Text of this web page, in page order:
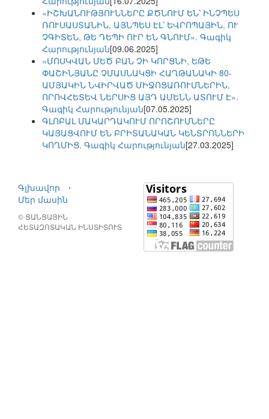
«ԻՇԽԱՆՈՒԹՅՈՒՆՆԵՐԸ ՔԾՆՈՒՄ ԵՆ՝ ԻՆՉՊԵՍ
ՌՈՒՍԱՍՏԱՆԻՆ, ԱՅՆՊԵՍ ԷԼ՝ ԵՎՐՈՊԱՅԻՆ, ՈՒ
ՉԳԻՏԵՆ, ԹԵ ԴԵՊԻ ՈՒՐ ԵՆ ԳՆՈՒՄ». Գագիկ
Հարությունյան[09.06.2025]
«ՄՈՍԿՎԱՆ ՄԵԾ ԲԱՆ ՉԻ ԿՈՐՑՆԻ, ԵԹԵ
ՓԱՇԻՆՅԱՆԸ ՉՄԱՍՆԱԿՑԻ ՀԱՂԹԱՆԱԿԻ 80-
ԱՄՅԱԿԻՆ ՆՎԻՐՎԱԾ ՄԻՋՈՑԱՌՈՒՄՆԵՐԻՆ,
ՈՐՈՎՀԵՏԵՎ ՆԵՐՍԻՑ ԱՅԴ ԱՄԵՆՆ ԱՏՈՒՄ Է».
Գագիկ Հարությունյան[07.05.2025]
ԳԼՈԲԱԼ ՄԱԿԱՐԴԱԿՈՒՄ ՈՐՈՇՈՒՄՆԵՐԸ
ԿԱՅԱՑՎՈՒՄ ԵՆ ԲՐԻՏԱՆԱԿԱՆ ԿԵՆՏՐՈՆՆԵՐԻ
ԿՈՂՄԻՑ. Գագիկ Հարությունյան[27.03.2025]
Գլխավոր
⋅
Մեր մասին
© ՑԱՆՑԱՅԻՆ
ՀԵՏԱԶՈՏԱԿԱՆ ԻՆՍՏԻՏՈՒՏ